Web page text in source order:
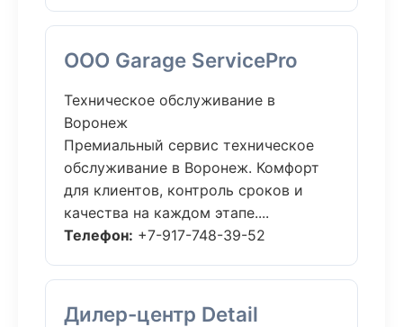
ООО Garage ServicePro
Техническое обслуживание в
Воронеж
Премиальный сервис техническое
обслуживание в Воронеж. Комфорт
для клиентов, контроль сроков и
качества на каждом этапе....
Телефон: +7-917-748-39-52
Дилер-центр Detail